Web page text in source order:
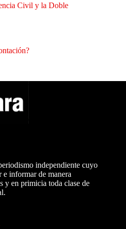
Civil y la Doble
independiente cuyo
informar de manera
y en primicia toda clase de